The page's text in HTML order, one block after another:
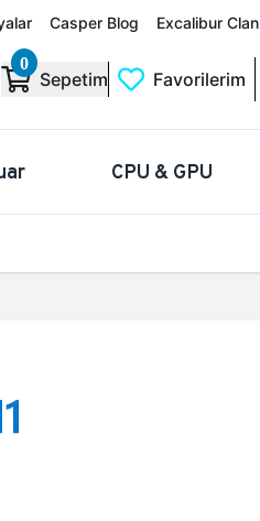
Casper Blog Excalibur Clan
0
Sepetim Favorilerim
CPU & GPU